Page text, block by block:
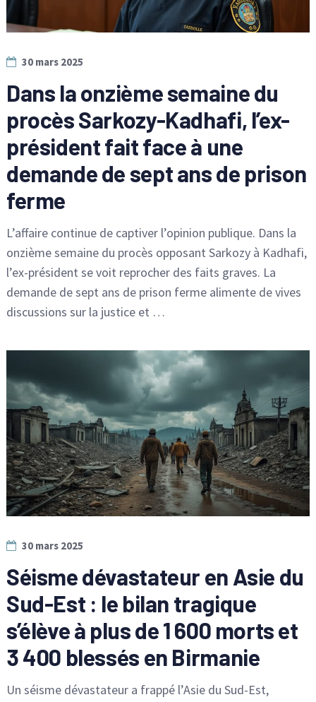
30 mars 2025
Dans la onzième semaine du
procès Sarkozy-Kadhafi, l’ex-
président fait face à une
demande de sept ans de prison
ferme
L’affaire continue de captiver l’opinion publique. Dans la
onzième semaine du procès opposant Sarkozy à Kadhafi,
l’ex-président se voit reprocher des faits graves. La
demande de sept ans de prison ferme alimente de vives
discussions sur la justice et …
30 mars 2025
Séisme dévastateur en Asie du
Sud-Est : le bilan tragique
s’élève à plus de 1 600 morts et
3 400 blessés en Birmanie
Un séisme dévastateur a frappé l’Asie du Sud-Est,